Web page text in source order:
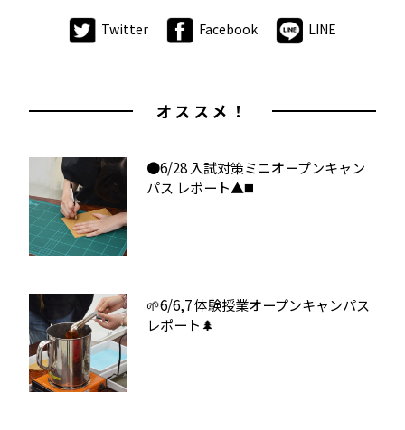
Twitter Facebook LINE
オススメ！
●6/28 入試対策ミニオープンキャン
パス レポート▲◼️
🌱6/6,7 体験授業オープンキャンパス
レポート🌲